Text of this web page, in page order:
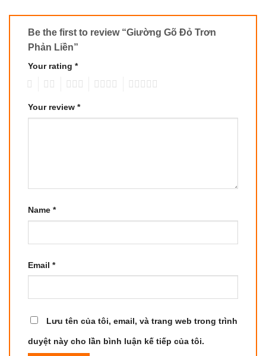
Be the first to review “Giường Gõ Đỏ Trơn
Phản Liền”
Your rating *
Your review *
Name *
Email *
Lưu tên của tôi, email, và trang web trong trình
duyệt này cho lần bình luận kế tiếp của tôi.